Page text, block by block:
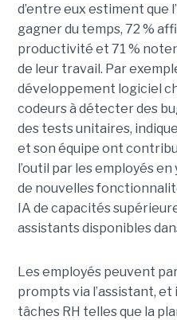
d’entre eux estiment que
gagner du temps, 72 %
productivité et 71 %
de leur travail. Par
développement logiciel
codeurs à détecter des
des tests unitaires,
et son équipe ont
l’outil par les employés
de nouvelles
IA de capacités
assistants disponibles
Les employés peuvent
prompts via l’assistant,
tâches RH telles que la